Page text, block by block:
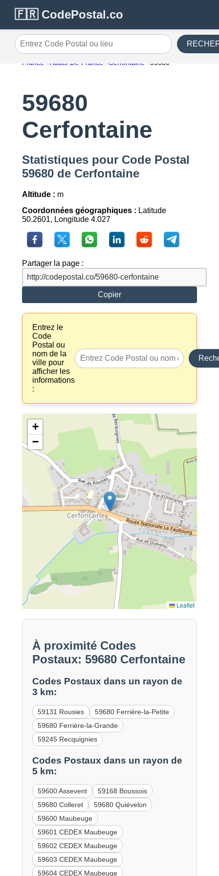
🇫🇷 CodePostal.co
Entrez Code Postal ou lieu
France Hauts-De-France Cerfontaine 59680
59680
Cerfontaine
Statistiques pour Code Postal
59680 de Cerfontaine
Altitude : m
Coordonnées géographiques : Latitude
50.2601, Longitude 4.027
Partager la page :
Copier
Entrez le
Code
Postal ou
nom de la
ville pour
afficher les
informations
:
+
−
Leaflet
À proximité Codes
Postaux: 59680 Cerfontaine
Codes Postaux dans un rayon de
3 km:
59131 Rousies
59680 Ferrière-la-Petite
59680 Ferrière-la-Grande
59245 Recquignies
Codes Postaux dans un rayon de
5 km:
59600 Assevent
59168 Boussois
59680 Colleret
59680 Quiévelon
59600 Maubeuge
59601 CEDEX Maubeuge
59602 CEDEX Maubeuge
59603 CEDEX Maubeuge
59604 CEDEX Maubeuge